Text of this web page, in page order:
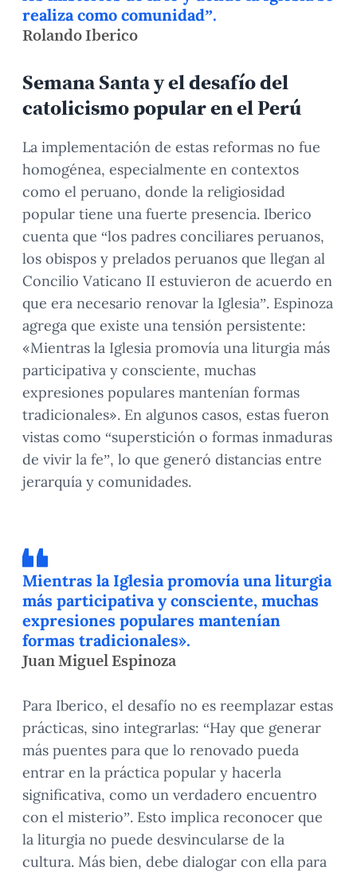
realiza como comunidad”.
Rolando Iberico
Semana Santa y el desafío del
catolicismo popular en el Perú
La implementación de estas reformas no fue
homogénea, especialmente en contextos
como el peruano, donde la religiosidad
popular tiene una fuerte presencia. Iberico
cuenta que “los padres conciliares peruanos,
los obispos y prelados peruanos que llegan al
Concilio Vaticano II estuvieron de acuerdo en
que era necesario renovar la Iglesia”. Espinoza
agrega que existe una tensión persistente:
«Mientras la Iglesia promovía una liturgia más
participativa y consciente, muchas
expresiones populares mantenían formas
tradicionales». En algunos casos, estas fueron
vistas como “superstición o formas inmaduras
de vivir la fe”, lo que generó distancias entre
jerarquía y comunidades.
Mientras la Iglesia promovía una liturgia
más participativa y consciente, muchas
expresiones populares mantenían
formas tradicionales».
Juan Miguel Espinoza
Para Iberico, el desafío no es reemplazar estas
prácticas, sino integrarlas: “Hay que generar
más puentes para que lo renovado pueda
entrar en la práctica popular y hacerla
significativa, como un verdadero encuentro
con el misterio”. Esto implica reconocer que
la liturgia no puede desvincularse de la
cultura. Más bien, debe dialogar con ella para